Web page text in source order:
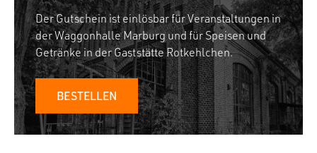
Der Gutschein ist einlösbar für Veranstaltungen in
der Waggonhalle Marburg und für Speisen und
Getränke in der Gaststätte Rotkehlchen.
BESTELLEN